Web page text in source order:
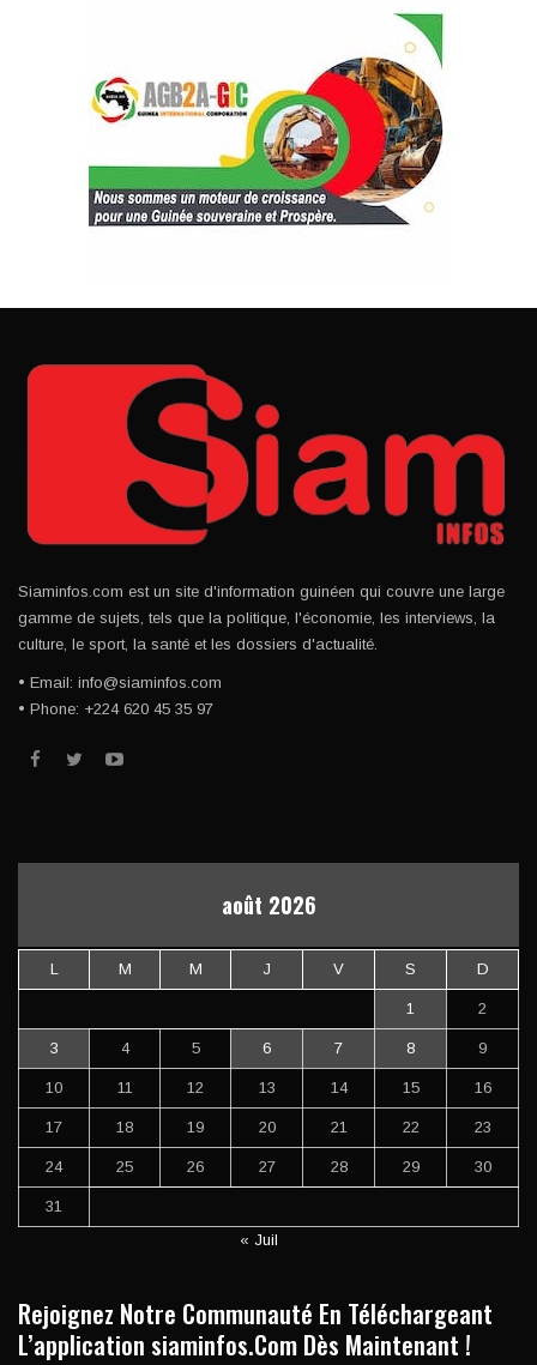
Siaminfos.com est un site d'information guinéen qui couvre une large
gamme de sujets, tels que la politique, l'économie, les interviews, la
culture, le sport, la santé et les dossiers d'actualité.
• Email: info@siaminfos.com
• Phone: +224 620 45 35 97
août 2026
L M M J V S D
1 2
3 4 5 6 7 8 9
10 11 12 13 14 15 16
17 18 19 20 21 22 23
24 25 26 27 28 29 30
31
« Juil
Rejoignez Notre Communauté En Téléchargeant
L’application siaminfos.Com Dès Maintenant !